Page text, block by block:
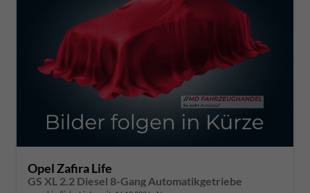
Opel Zafira Life
GS XL 2.2 Diesel 8-Gang Automatikgetriebe